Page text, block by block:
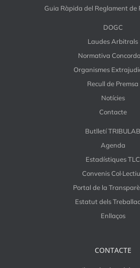
Guia Ràpida del Reglament de
DOGC
Laudes Arbitrals
Normativa
Organismes
Recull de Premsa
Notícies
Contacte
Butlletí TRIBULAB
Agenda
Estadístiques TLC
Convenis
Portal de la
Estatut dels
Enllaços
CONTACTE